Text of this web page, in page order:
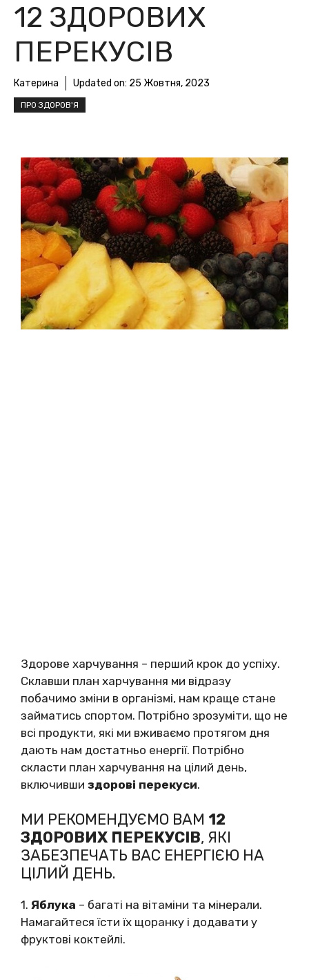
12 ЗДОРОВИХ
ПЕРЕКУСІВ
Катерина Updated on: 25 Жовтня, 2023
ПРО ЗДОРОВ'Я
Здорове харчування – перший крок до успіху.
Склавши план харчування ми відразу
побачимо зміни в організмі, нам краще стане
займатись спортом. Потрібно зрозуміти, що не
всі продукти, які ми вживаємо протягом дня
дають нам достатньо енергії. Потрібно
скласти план харчування на цілий день,
включивши здорові перекуси.
МИ РЕКОМЕНДУЄМО ВАМ 12
ЗДОРОВИХ ПЕРЕКУСІВ, ЯКІ
ЗАБЕЗПЕЧАТЬ ВАС ЕНЕРГІЄЮ НА
ЦІЛИЙ ДЕНЬ.
1. Яблука – багаті на вітаміни та мінерали.
Намагайтеся їсти їх щоранку і додавати у
фруктові коктейлі.